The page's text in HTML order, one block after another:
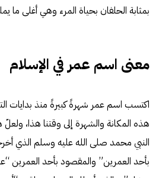
بمثابة الحلفان بحياة المرء وهي أغلى ما
معنى اسم عمر في الإسلام
اكتسب اسم عمر شهرةً كبيرةً منذ بدايات
هذه المكانة والشهرة إلى وقتنا هذا،
النبي محمد صلى الله عليه وسلم الذي
بأحد العمرين” والمقصود بأحد العمرين